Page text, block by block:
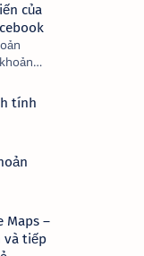
của
do
bài
tính
Maps –
và tiếp